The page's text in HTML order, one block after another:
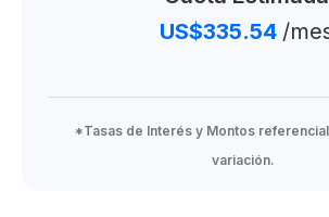
US$335.54 /
*Tasas de Interés y Montos
variación.